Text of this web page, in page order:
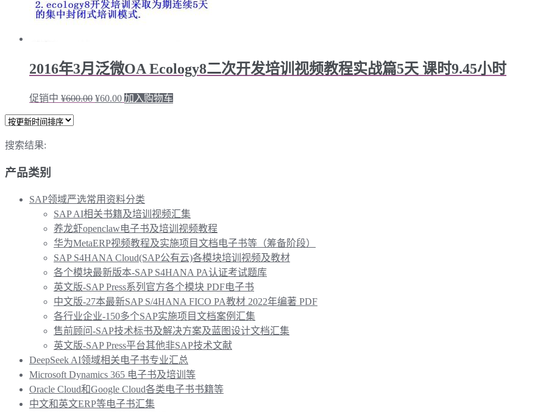
2016年3月泛微OA Ecology8二次开发培训视频教程实战篇5天 课时9.45小时
促销中 ¥600.00 ¥60.00 加入购物车
搜索结果:
产品类别
SAP领域严选常用资料分类
SAP AI相关书籍及培训视频汇集
养龙虾openclaw电子书及培训视频教程
华为MetaERP视频教程及实施项目文档电子书等（筹备阶段）
SAP S4HANA Cloud(SAP公有云)各模块培训视频及教材
各个模块最新版本-SAP S4HANA PA认证考试题库
英文版-SAP Press系列官方各个模块 PDF电子书
中文版-27本最新SAP S/4HANA FICO PA教材 2022年编著 PDF
各行业企业-150多个SAP实施项目文档案例汇集
售前顾问-SAP技术标书及解决方案及蓝图设计文档汇集
英文版-SAP Press平台其他非SAP技术文献
DeepSeek AI领域相关电子书专业汇总
Microsoft Dynamics 365 电子书及培训等
Oracle Cloud和Google Cloud各类电子书书籍等
中文和英文ERP等电子书汇集